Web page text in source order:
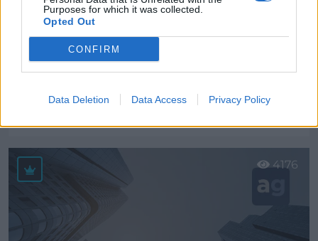
Purposes for which it was collected.
Opted Out
CONFIRM
Data Deletion Data Access Privacy Policy
Ateneo Astur, S.L. Formación y Consultoría
Ver más
4176